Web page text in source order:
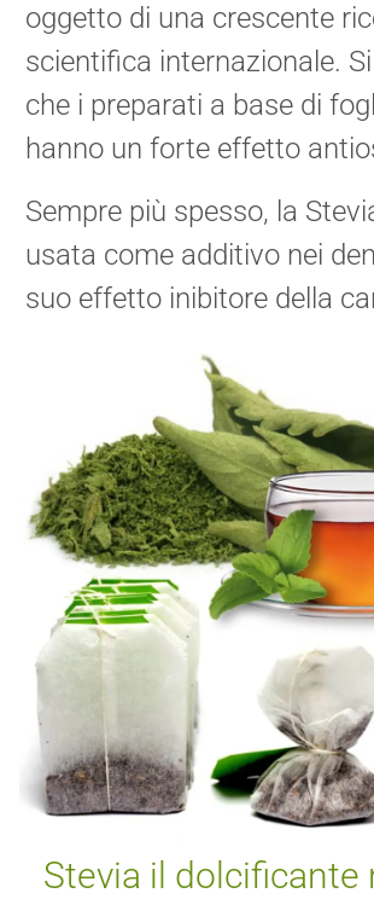
oggetto di una crescente
scientifica internazionale.
che i preparati a base di
hanno un forte effetto
Sempre più spesso, la
usata come additivo nei
suo effetto inibitore della
Stevia il dolcificante